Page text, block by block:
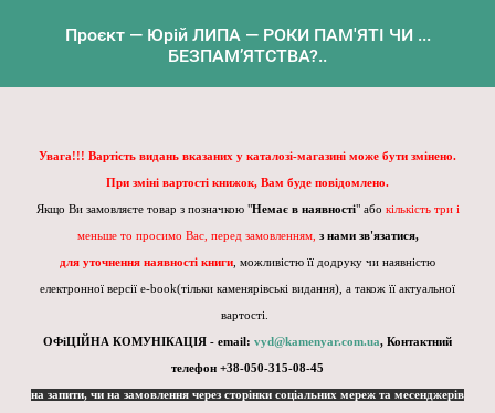
Проєкт — Юрій ЛИПА — РОКИ ПАМ'ЯТІ ЧИ ...
БЕЗПАМ’ЯТСТВА?..
Увага!!! Вартість видань вказаних у каталозі-магазині може бути змінено.
При зміні вартості книжок, Вам буде повідомлено.
Якщо Ви замовляєте товар з позначкою "Немає в наявності" або кількість три і
меньше то просимо Вас, перед замовленням, з нами зв'язатися,
для уточнення наявності книги , можливістю її додруку чи наявністю
електронної версії e-book(тільки каменярівські видання), а також її актуальної
вартості.
ОФіЦІЙНА КОМУНІКАЦІЯ - email: vyd@kamenyar.com.ua, Контактний
телефон +38-050-315-08-45
на запити, чи на замовлення через сторінки соціальних мереж та месенджерів